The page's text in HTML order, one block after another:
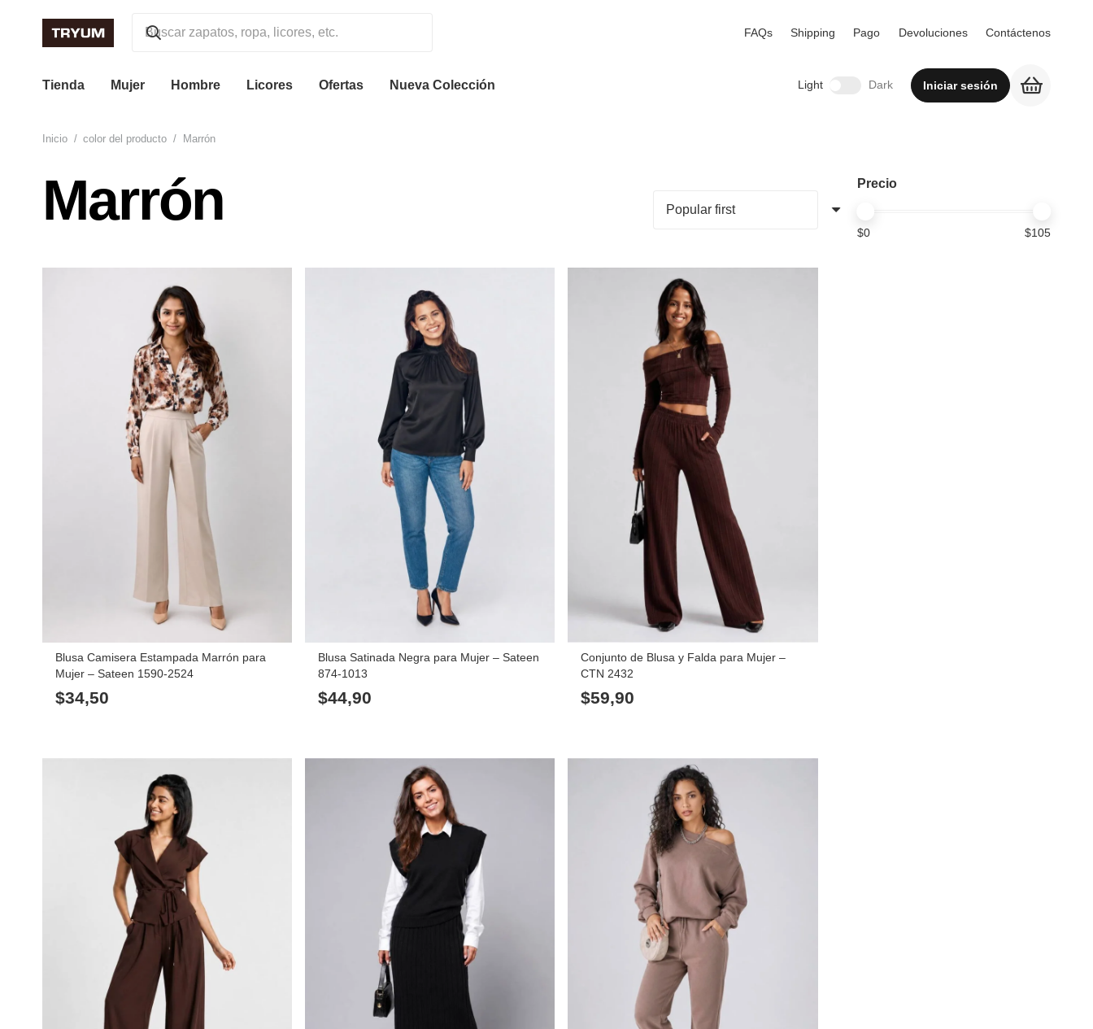
FAQs Shipping Pago Devoluciones Contáctenos
Tienda Mujer Hombre Licores Ofertas Nueva Colección Light Dark Iniciar sesión
Inicio / color del producto / Marrón
Marrón
Blusa Camisera Estampada Marrón para
Mujer – Sateen 1590-2524
$34,50
Blusa Satinada Negra para Mujer – Sateen
874-1013
$44,90
Conjunto de Blusa y Falda para Mujer –
CTN 2432
$59,90
Precio
$0 $105